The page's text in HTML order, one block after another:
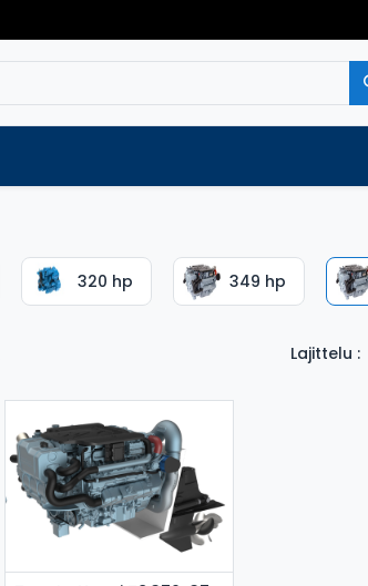
320 hp 349 hp
Lajittelu :